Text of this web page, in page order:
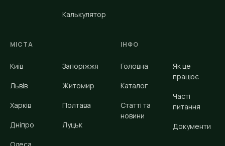
Калькулятор
МІСТА
Київ
Львів
Харків
Дніпро
Запоріжжя
Житомир
Полтава
Луцьк
ІНФО
Головна
Каталог
Статті та
новини
Як це
працює
Часті
питання
Документи